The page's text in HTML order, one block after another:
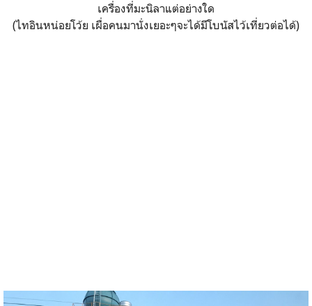
เครื่องที่มะนิลาแต่อย่างใด
(ไทอินหน่อยโว้ย เผื่อคนมานั่งเยอะๆจะได้มีโบนัสไว้เที่ยวต่อได้)